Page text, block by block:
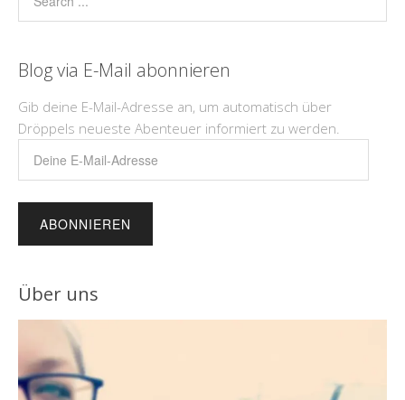
Blog via E-Mail abonnieren
Gib deine E-Mail-Adresse an, um automatisch über
Dröppels neueste Abenteuer informiert zu werden.
Adresse
Über uns